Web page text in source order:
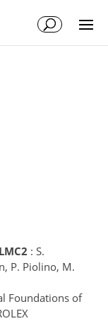
: S.
P. Piolino, M.
Foundations of